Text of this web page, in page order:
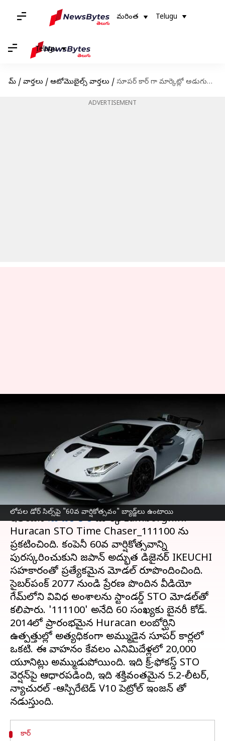
మరింత Telugu
Telugu
హోమ్ / వార్తలు / ఆటోమొబైల్స్ వార్తలు / సూపర్ కార్ గా మార్కెట్లో అడుగుపెట్టనున్న Lamborghini Huracan STO Time Chaser_111100
ADVERTISEMENT
లోపల డోర్ సిల్స్‌పై "60వ వార్షికోత్సవం" బ్యాడ్జ్‌లు ఉంటాయి
అడుగుపెట్టనున్న Lamborghini
Huracan STO Time
Chaser_111100
వ్రాసిన వారు Nishkala Sathivada Feb 22, 2023 03:19 pm
ఈ వార్తాకథనం ఏంటి
ఇటాలియన్సూపర్ కార్మార్క్ Lamborghini
Huracan STO Time Chaser_111100 ను
ప్రకటించింది. కంపెనీ 60వ వార్షికోత్సవాన్ని
పురస్కరించుకుని జపాన్ అద్భుత డిజైనర్ IKEUCHI
సహకారంతో ప్రత్యేకమైన మోడల్ రూపొందించింది.
సైబర్‌పంక్ 2077 నుండి ప్రేరణ పొందిన వీడియో
గేమ్‌లోని వివిధ అంశాలను స్టాండర్డ్ STO మోడల్‌తో
కలిపారు. '111100' అనేది 60 సంఖ్యకు బైనరీ కోడ్.
2014లో ప్రారంభమైన Huracan లంబోర్ఘిని
ఉత్పత్తుల్లో అత్యధికంగా అమ్ముడైన సూపర్ కార్లలో
ఒకటి. ఈ వాహనం కేవలం ఎనిమిదేళ్లలో 20,000
యూనిట్లు అమ్ముడుపోయింది. ఇది ట్రాక్-ఫోకస్డ్ STO
వెర్షన్‌పై ఆధారపడింది, ఇది శక్తివంతమైన 5.2-లీటర్,
న్యాచురల్ -ఆస్పిరేటెడ్ V10 పెట్రోల్ ఇంజన్‌ తో
కార్